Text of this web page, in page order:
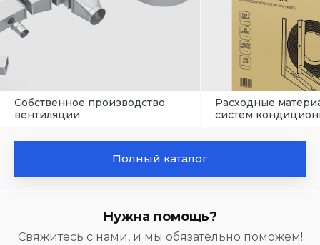
Собственное производство
вентиляции
Расходные
систем
Полный каталог
Нужна помощь?
Свяжитесь с нами, и мы обязательно поможем!